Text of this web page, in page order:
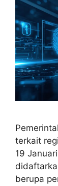
terkait
19
berupa